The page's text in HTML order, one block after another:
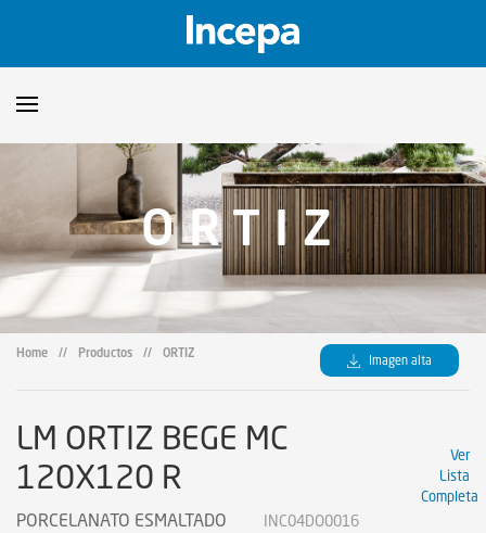
Downloads ▼
Catalogos
Certificados
Orientaciones Técnicas ▼
Showroom
ORTIZ
Home // Productos // ORTIZ Imagen alta
LM ORTIZ BEGE MC
120X120 R
PORCELANATO ESMALTADO INC04DO0016
Ver
Lista
Completa